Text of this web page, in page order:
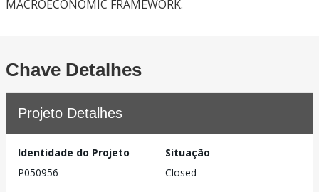
MACROECONOMIC FRAMEWORK.
Chave Detalhes
Projeto Detalhes
Identidade do Projeto
P050956
Situação
Closed